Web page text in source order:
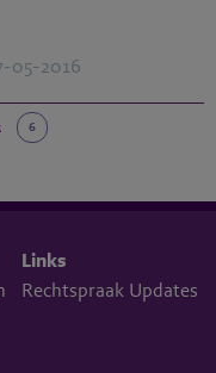
05-2016
6
Links
Rechtspraak Updates